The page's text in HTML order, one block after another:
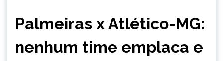
Palmeiras x Atlético-MG:
nenhum time emplaca e